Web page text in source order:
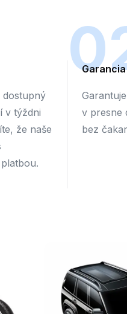
dostupný
v týždni
že naše
v presne
bez